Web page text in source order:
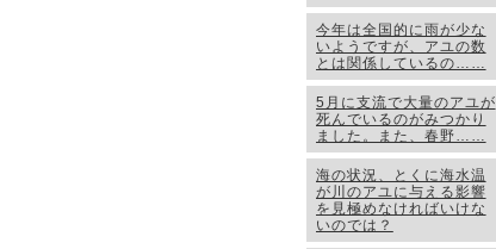
今年は全国的に雨が少な
いようですが、アユの数
とは関係しているの……
5月に支流で大量のアユが
死んでいるのがみつかり
ました。また、春野……
海の状況、とくに海水温
が川のアユに与える影響
を見極めなければいけな
いのでは？